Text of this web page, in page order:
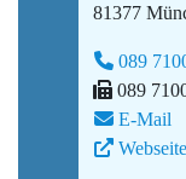
81377
089
089
E-Mail
Webseite